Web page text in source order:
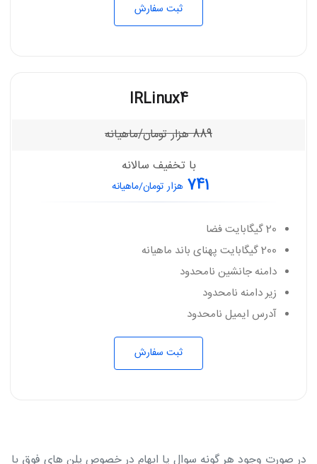
ثبت سفارش
IRLinux4
889هزار تومان/ماهیانه
با تخفیف سالانه
741 هزار تومان/ماهیانه
20 گیگابایت فضا
200 گیگابایت پهنای باند ماهیانه
دامنه جانشین نامحدود
زیر دامنه نامحدود
آدرس ایمیل نامحدود
ثبت سفارش
در صورت وجود هر گونه سوال یا ابهام در خصوص پلن های فوق با